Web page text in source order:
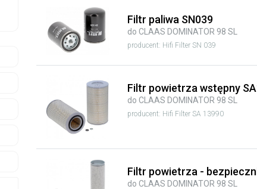
Filtr paliwa SN039
do CLAAS DOMINATOR 98 SL
producent: Hifi Filter SN 039
Filtr powietrza wstępny
do CLAAS DOMINATOR 98 SL
producent: Hifi Filter SA 13990
Filtr powietrza -
do CLAAS DOMINATOR 98 SL